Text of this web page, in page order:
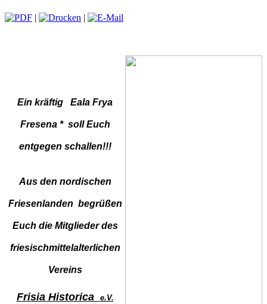
| |
Ein kräftig Eala Frya
Fresena * soll Euch
entgegen schallen!!!
Aus den nordischen
Friesenlanden begrüßen
Euch die Mitglieder des
friesischmittelalterlichen
Vereins
Frisia Historica e.V.